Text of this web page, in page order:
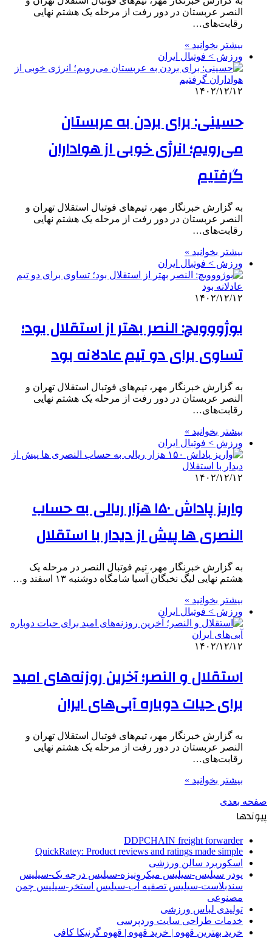
النصر عربستان در دور رفت از مرحله یک هشتم نهایی
رقابت‌های…
بیشتر بخوانید »
ورزش > فوتبال ایران
۱۴۰۲/۱۲/۱۲
حسینی: برای بردن به عربستان
می‌رویم؛ انرژی خوبی از هواداران
گرفتیم
به گزارش خبرنگار مهر، تیم‌های فوتبال استقلال تهران و
النصر عربستان در دور رفت از مرحله یک هشتم نهایی
رقابت‌های…
بیشتر بخوانید »
ورزش > فوتبال ایران
۱۴۰۲/۱۲/۱۲
بوژووویچ: النصر بهتر از استقلال بود؛
تساوی برای دو تیم عادلانه بود
به گزارش خبرنگار مهر، تیم‌های فوتبال استقلال تهران و
النصر عربستان در دور رفت از مرحله یک هشتم نهایی
رقابت‌های…
بیشتر بخوانید »
ورزش > فوتبال ایران
۱۴۰۲/۱۲/۱۲
واریز پاداش ۱۵۰ هزار ریالی به حساب
النصری ها پیش از دیدار با استقلال
به گزارش خبرنگار مهر، تیم فوتبال النصر در مرحله یک
هشتم نهایی لیگ نخبگان آسیا شامگاه دوشنبه ۱۳ اسفند و…
بیشتر بخوانید »
ورزش > فوتبال ایران
۱۴۰۲/۱۲/۱۲
استقلال و النصر؛ آخرین روزنه‌های امید
برای حیات دوباره آبی‌های ایران
به گزارش خبرنگار مهر، تیم‌های فوتبال استقلال تهران و
النصر عربستان در دور رفت از مرحله یک هشتم نهایی
رقابت‌های…
بیشتر بخوانید »
صفحه بعدی
پیوندها
DDPCHAIN freight forwarder
QuickRatey: Product reviews and ratings made simple
اسکوربرد سالن ورزشی
پودر سیلیس-سیلیس میکرونیزه-سیلیس درجه یک-سیلیس
سندبلاست-سیلیس تصفیه آب-سیلیس استخر-سیلیس چمن
مصنوعی
تولیدی لباس ورزشی
خدمات طراحی سایت وردپرسی
خرید بهترین قهوه | خرید قهوه | قهوه گرنیکا کافی